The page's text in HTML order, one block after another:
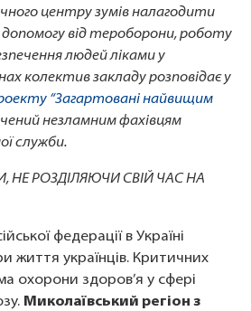
центру зумів налагодити
від тероборони, роботу
людей ліками у
колектив закладу розповідає у
“Загартовані найвищим
незламним фахівцям
служби.
РОЗДІЛЯЮЧИ СВІЙ ЧАС НА
федерації в Україні
життя українців. Критичних
охорони здоров’я у сфері
Миколаївський регіон з